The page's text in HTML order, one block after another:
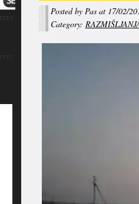
Posted by Pas at 17/02/
Category: